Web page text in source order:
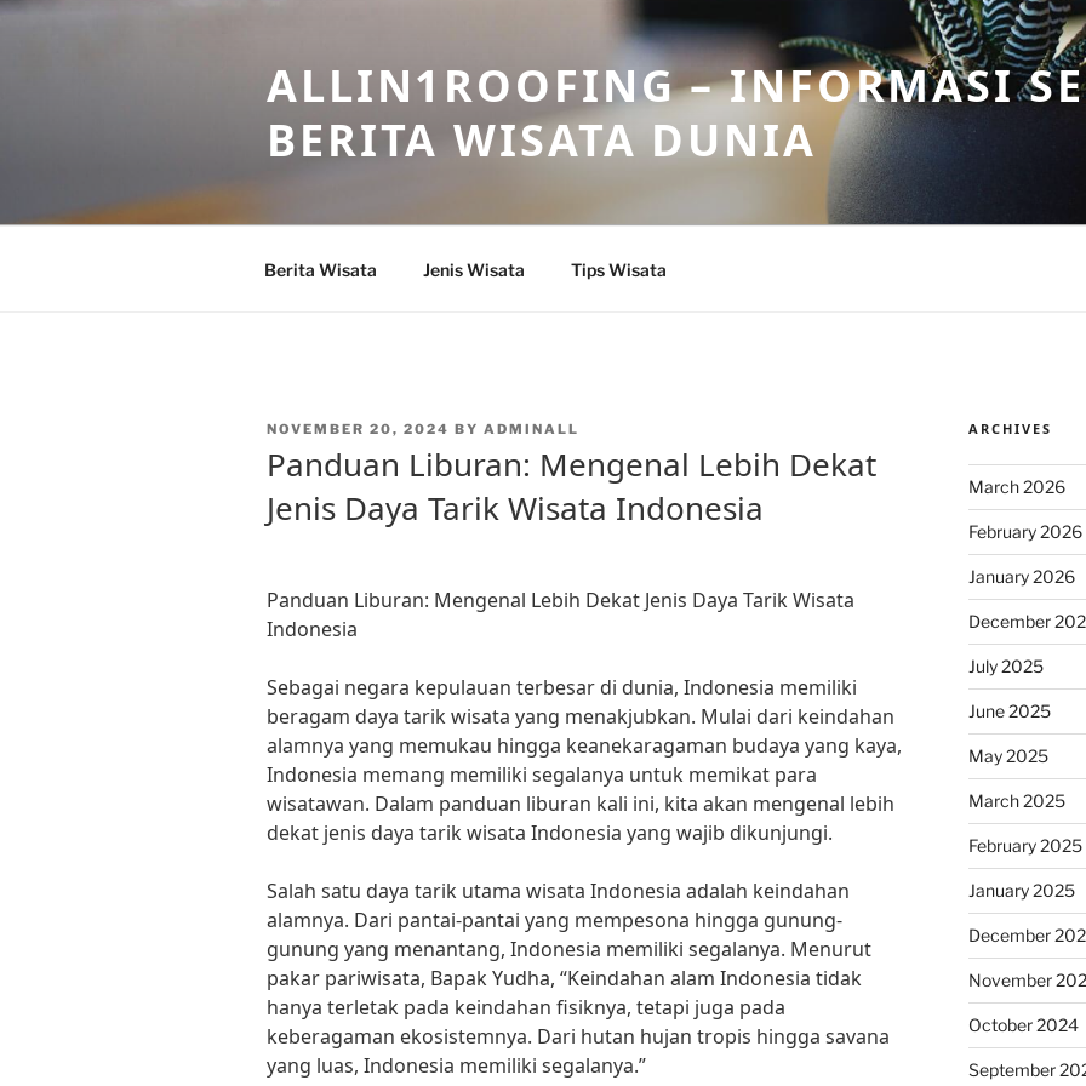
Skip
ALLIN1ROOFING – INFORMASI
BERITA WISATA DUNIA
Berita Wisata Jenis Wisata Tips Wisata
POSTED
NOVEMBER 20, 2024 BY ADMINALL
Panduan Liburan: Mengenal Lebih Dekat
Jenis Daya Tarik Wisata Indonesia
Panduan Liburan: Mengenal Lebih Dekat Jenis Daya Tarik Wisata
Indonesia
Sebagai negara kepulauan terbesar di dunia, Indonesia memiliki
beragam daya tarik wisata yang menakjubkan. Mulai dari keindahan
alamnya yang memukau hingga keanekaragaman budaya yang kaya,
Indonesia memang memiliki segalanya untuk memikat para
wisatawan. Dalam panduan liburan kali ini, kita akan mengenal lebih
dekat jenis daya tarik wisata Indonesia yang wajib dikunjungi.
Salah satu daya tarik utama wisata Indonesia adalah keindahan
alamnya. Dari pantai-pantai yang mempesona hingga gunung-
gunung yang menantang, Indonesia memiliki segalanya. Menurut
pakar pariwisata, Bapak Yudha, “Keindahan alam Indonesia tidak
hanya terletak pada keindahan fisiknya, tetapi juga pada
keberagaman ekosistemnya. Dari hutan hujan tropis hingga savana
yang luas, Indonesia memiliki segalanya.”
ARCHIVES
March 2026
February 2026
January 2026
December
July 2025
June 2025
May 2025
March 2025
February 2025
January 2025
December
November
October 2024
September